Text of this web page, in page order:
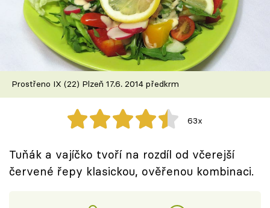
TV Program
Škola vaření
Recepty z TV
Speciál: Cuketa
Sledujte prima+
Prostřeno IX (22) Plzeň 17.6. 2014 předkrm
63x
Tuňák a vajíčko tvoří na rozdíl od včerejší
červené řepy klasickou, ověřenou kombinaci.